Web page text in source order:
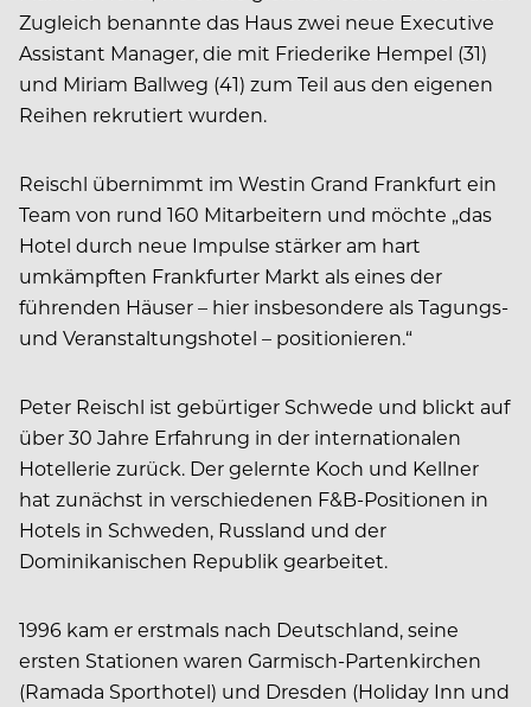
Zugleich benannte das Haus zwei neue Executive
Assistant Manager, die mit Friederike Hempel (31)
und Miriam Ballweg (41) zum Teil aus den eigenen
Reihen rekrutiert wurden.
Reischl übernimmt im Westin Grand Frankfurt ein
Team von rund 160 Mitarbeitern und möchte „das
Hotel durch neue Impulse stärker am hart
umkämpften Frankfurter Markt als eines der
führenden Häuser – hier insbesondere als Tagungs-
und Veranstaltungshotel – positionieren.“
Peter Reischl ist gebürtiger Schwede und blickt auf
über 30 Jahre Erfahrung in der internationalen
Hotellerie zurück. Der gelernte Koch und Kellner
hat zunächst in verschiedenen F&B-Positionen in
Hotels in Schweden, Russland und der
Dominikanischen Republik gearbeitet.
1996 kam er erstmals nach Deutschland, seine
ersten Stationen waren Garmisch-Partenkirchen
(Ramada Sporthotel) und Dresden (Holiday Inn und